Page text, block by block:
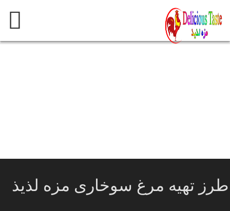
به
طرز تهیه مرغ سوخاری مزه لذیذ